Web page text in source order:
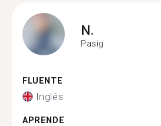
N.
Pasig
FLUENTE
Inglês
APRENDE